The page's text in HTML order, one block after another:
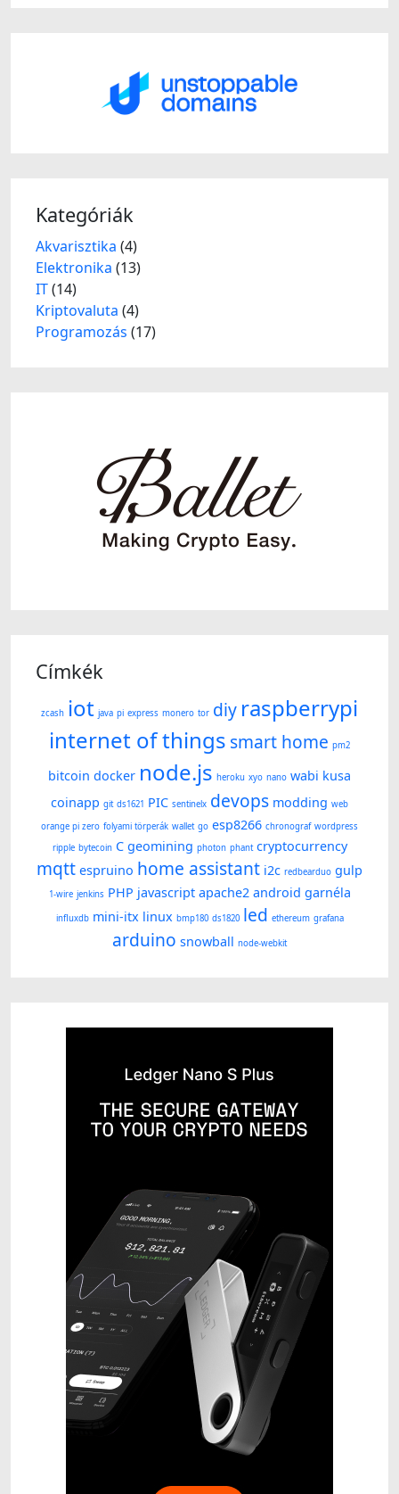
Kategóriák
Akvarisztika (4)
Elektronika (13)
IT(14)
Kriptovaluta (4)
Programozás (17)
Címkék
zcash iot java pi express monero tor diy raspberrypi
internet of things smart home pm2
bitcoin docker node.js heroku xyo nano wabi kusa
coinapp git ds1621 PIC sentinelx devops modding web
orange pi zero folyami törperák wallet go esp8266 chronograf wordpress
ripple bytecoin C geomining photon phant cryptocurrency
mqtt espruino home assistant i2c redbearduo gulp
1-wire jenkins PHP javascript apache2 android garnéla
influxdb mini-itx linux bmp180 ds1820 led ethereum grafana
arduino snowball node-webkit